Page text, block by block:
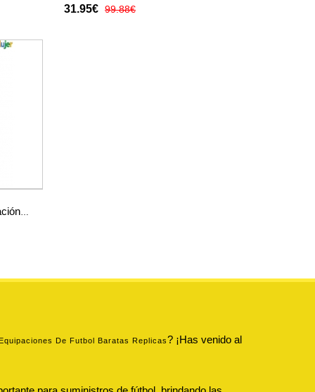
2025-26 manga corta
31.95€ 99.88€
De Futbol Baratas Replicas? ¡Has venido al